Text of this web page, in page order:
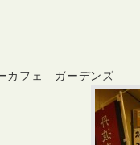
カフェ ガーデンズ